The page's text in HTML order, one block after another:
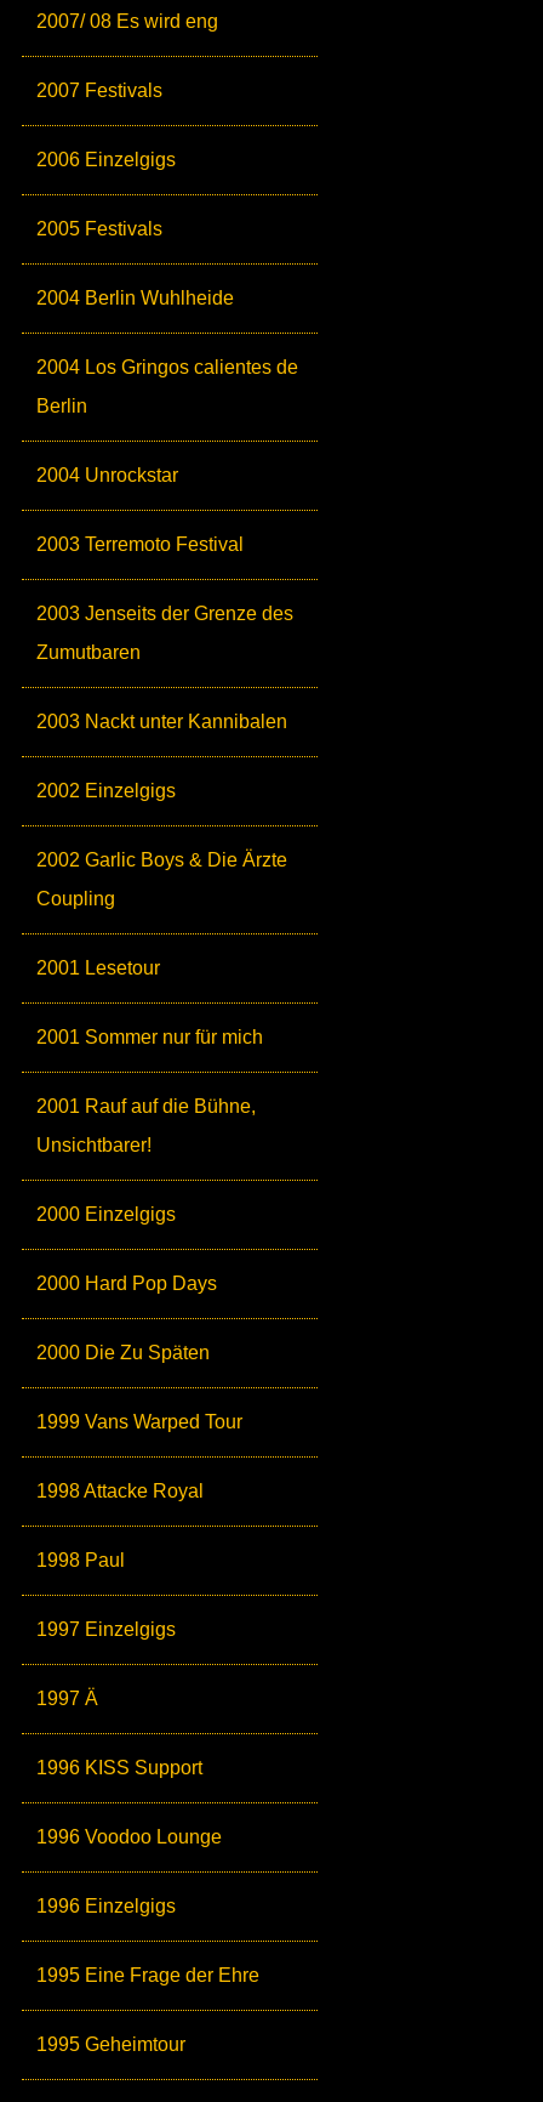
2007/ 08 Es wird eng
2007 Festivals
2006 Einzelgigs
2005 Festivals
2004 Berlin Wuhlheide
2004 Los Gringos calientes de
Berlin
2004 Unrockstar
2003 Terremoto Festival
2003 Jenseits der Grenze des
Zumutbaren
2003 Nackt unter Kannibalen
2002 Einzelgigs
2002 Garlic Boys & Die Ärzte
Coupling
2001 Lesetour
2001 Sommer nur für mich
2001 Rauf auf die Bühne,
Unsichtbarer!
2000 Einzelgigs
2000 Hard Pop Days
2000 Die Zu Späten
1999 Vans Warped Tour
1998 Attacke Royal
1998 Paul
1997 Einzelgigs
1997 Ä
1996 KISS Support
1996 Voodoo Lounge
1996 Einzelgigs
1995 Eine Frage der Ehre
1995 Geheimtour